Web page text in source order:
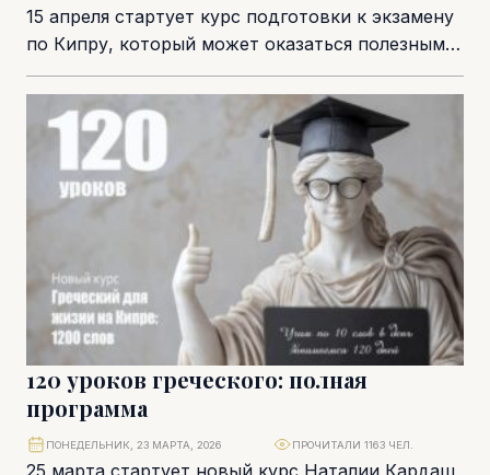
15 апреля стартует курс подготовки к экзамену
по Кипру, который может оказаться полезным
даже тем, кто этот экзамен сдавать не...
120 уроков греческого: полная
программа
ПОНЕДЕЛЬНИК, 23 МАРТА, 2026 ПРОЧИТАЛИ 1163 ЧЕЛ.